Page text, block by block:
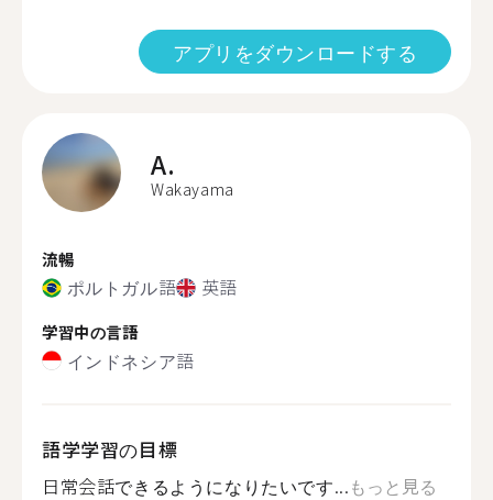
アプリをダウンロードする
A.
Wakayama
流暢
ポルトガル語 英語
学習中の言語
インドネシア語
語学学習の目標
日常会話できるようになりたいです...もっと見る